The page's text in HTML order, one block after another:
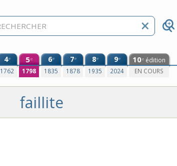
4e
1762
5e
1798
6e
1835
7e
1878
8e
1935
9e
2024
10e édition
EN COURS
faillite